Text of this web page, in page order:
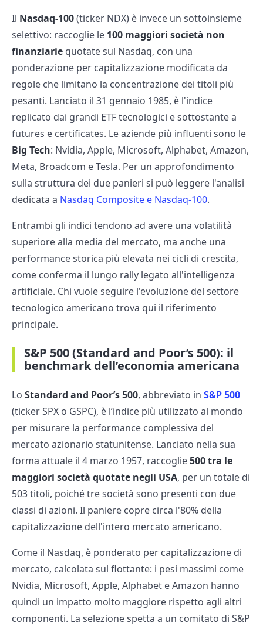
Il Nasdaq-100(ticker NDX) è invece un sottoinsieme
selettivo: raccoglie le 100 maggiori società non
finanziarie quotate sul Nasdaq, con una
ponderazione per capitalizzazione modificata da
regole che limitano la concentrazione dei titoli più
pesanti. Lanciato il 31 gennaio 1985, è l'indice
replicato dai grandi ETF tecnologici e sottostante a
futures e certificates. Le aziende più influenti sono le
Big Tech: Nvidia, Apple, Microsoft, Alphabet, Amazon,
Meta, Broadcom e Tesla. Per un approfondimento
sulla struttura dei due panieri si può leggere l'analisi
dedicata a Nasdaq Composite e Nasdaq-100.
Entrambi gli indici tendono ad avere una volatilità
superiore alla media del mercato, ma anche una
performance storica più elevata nei cicli di crescita,
come conferma il lungo rally legato all'intelligenza
artificiale. Chi vuole seguire l'evoluzione del settore
tecnologico americano trova qui il riferimento
principale.
S&P 500 (Standard and Poor’s 500): il
benchmark dell’economia americana
Lo Standard and Poor’s 500, abbreviato in S&P 500
(ticker SPX o GSPC), è l’indice più utilizzato al mondo
per misurare la performance complessiva del
mercato azionario statunitense. Lanciato nella sua
forma attuale il 4 marzo 1957, raccoglie500 tra le
maggiori società quotate negli USA, per un totale di
503 titoli, poiché tre società sono presenti con due
classi di azioni. Il paniere copre circa l'80% della
capitalizzazione dell'intero mercato americano.
Come il Nasdaq, è ponderato per capitalizzazione di
mercato, calcolata sul flottante: i pesi massimi come
Nvidia, Microsoft, Apple, Alphabet e Amazon hanno
quindi un impatto molto maggiore rispetto agli altri
componenti. La selezione spetta a un comitato di S&P